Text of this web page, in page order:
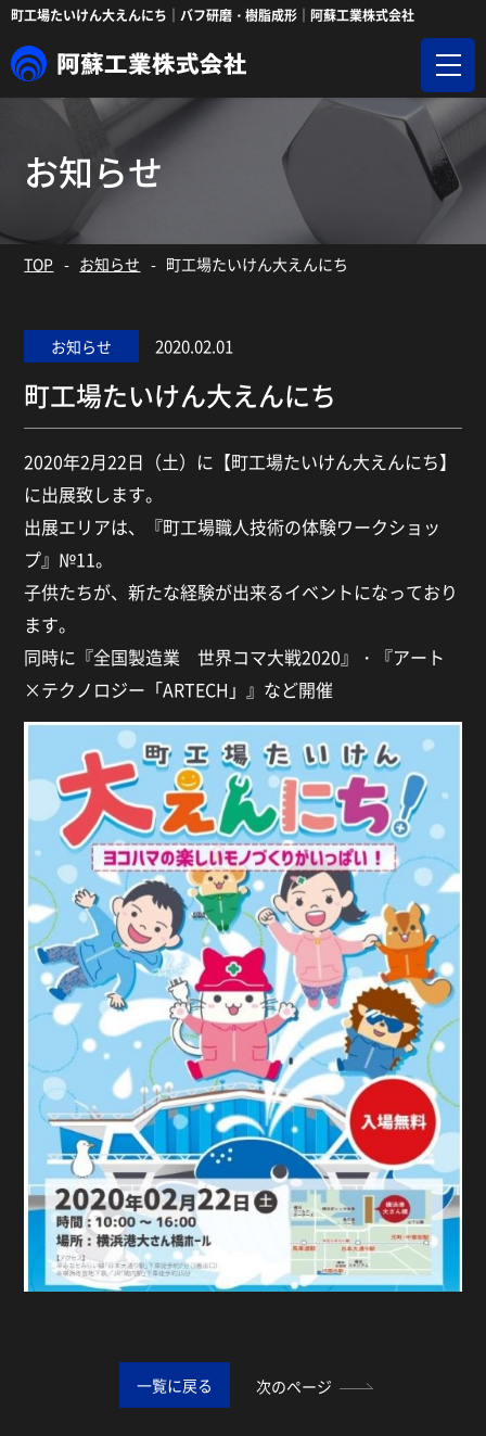
町工場たいけん大えんにち｜バフ研磨・樹脂成形｜阿蘇工業株式会社
お知らせ
TOP お知らせ 町工場たいけん大えんにち
お知らせ 2020.02.01
町工場たいけん大えんにち
2020年2月22日（土）に【町工場たいけん大えんにち】
に出展致します。
出展エリアは、『町工場職人技術の体験ワークショッ
プ』№11。
子供たちが、新たな経験が出来るイベントになっており
ます。
同時に『全国製造業 世界コマ大戦2020』・『アート
×テクノロジー「ARTECH」』など開催
一覧に戻る 次のページ